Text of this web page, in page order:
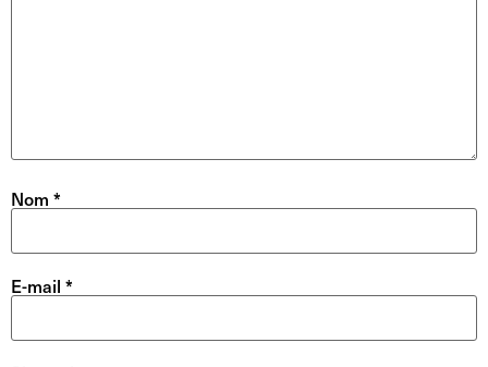
Nom *
E-mail *